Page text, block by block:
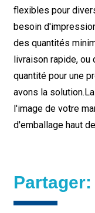
flexibles pour
besoin
des quantités
livraison rapide, ou
quantité pour une
avons la solution.
l'image de votre
d'emballage haut
Partager: